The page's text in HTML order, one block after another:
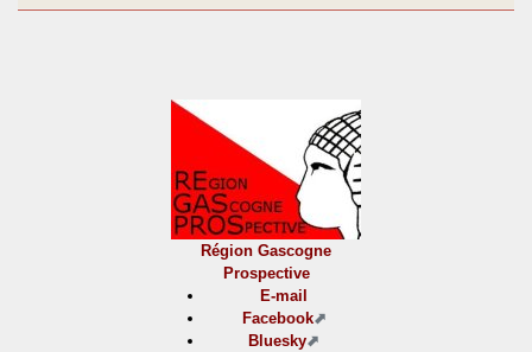
Région Gascogne
Prospective
E-mail
Facebook
Bluesky